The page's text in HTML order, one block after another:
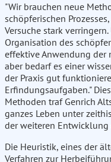
"Wir brauchen neue
schöpferischen
Versuche stark
Organisation des
effektive Anwendung der
aber bedarf es einer
der Praxis gut
Erfindungsaufgaben."
Methoden traf Genrich
ganzes Leben unter
der weiteren
Die Heuristik, eines der
Verfahren zur